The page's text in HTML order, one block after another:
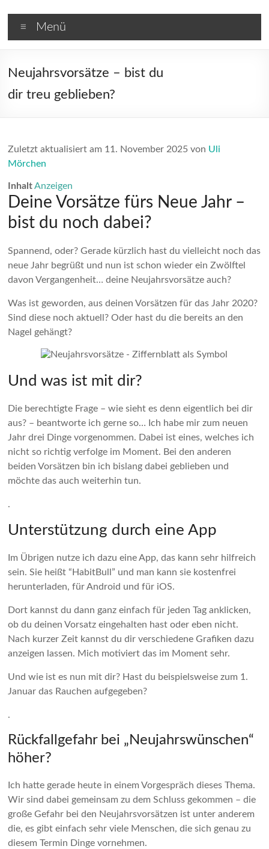
springen
Hypnose
Barnim
Gewichtsreduktion
und
Brandenburg
Menü
Neujahrsvorsätze – bist du
dir treu geblieben?
Zuletzt aktualisiert am 11. November 2025 von Uli
Mörchen
Inhalt Anzeigen
Deine Vorsätze fürs Neue Jahr –
bist du noch dabei?
Spannend, oder? Gerade kürzlich hast du vielleicht noch das
neue Jahr begrüßt und nun ist schon wieder ein Zwölftel
davon Vergangenheit… deine Neujahrsvorsätze auch?
Was ist geworden, aus deinen Vorsätzen für das Jahr 2020?
Sind diese noch aktuell? Oder hast du die bereits an den
Nagel gehängt?
Und was ist mit dir?
Die berechtigte Frage – wie sieht es denn eigentlich bei dir
aus? – beantworte ich gerne so… Ich habe mir zum neuen
Jahr drei Dinge vorgenommen. Dabei ist eines, welches ich
nicht so richtig verfolge im Moment. Bei den anderen
beiden Vorsätzen bin ich bislang dabei geblieben und
möchte das auch weiterhin tun.
.
Unterstützung durch eine App
Im Übrigen nutze ich dazu eine App, das kann sehr hilfreich
sein. Sie heißt “HabitBull” und man kann sie kostenfrei
herunterladen, für Android und für iOS.
Dort kannst du dann ganz einfach für jeden Tag anklicken,
ob du deinen Vorsatz eingehalten hast oder eben nicht.
Nach kurzer Zeit kannst du dir verschiedene Grafiken dazu
anzeigen lassen. Mich motiviert das im Moment sehr.
Und wie ist es nun mit dir? Hast du beispielsweise zum 1.
Januar das Rauchen aufgegeben?
.
Rückfallgefahr bei „Neujahrswünschen“
höher?
Ich hatte gerade heute in einem Vorgespräch dieses Thema.
Wir sind dabei gemeinsam zu dem Schluss gekommen – die
große Gefahr bei den Neujahrsvorsätzen ist unter anderem
die, es gibt einfach sehr viele Menschen, die sich genau zu
diesem Termin Dinge vornehmen.